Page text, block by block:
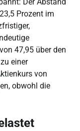
Der Abstand
Prozent im
47,95 über den
einer
von
obwohl die